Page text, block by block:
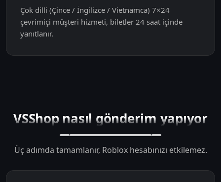
Çok dilli (Çince / İngilizce / Vietnamca) 7×24
çevrimiçi müşteri hizmeti, biletler 24 saat içinde
yanıtlanır.
VSShop nasıl gönderim yapıyor
Üç adımda tamamlanır, Roblox hesabınızı etkilemez.